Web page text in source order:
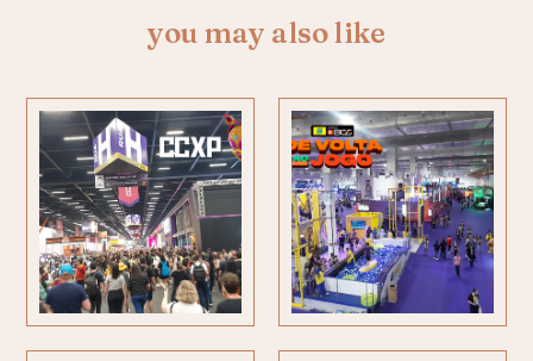
you may also like